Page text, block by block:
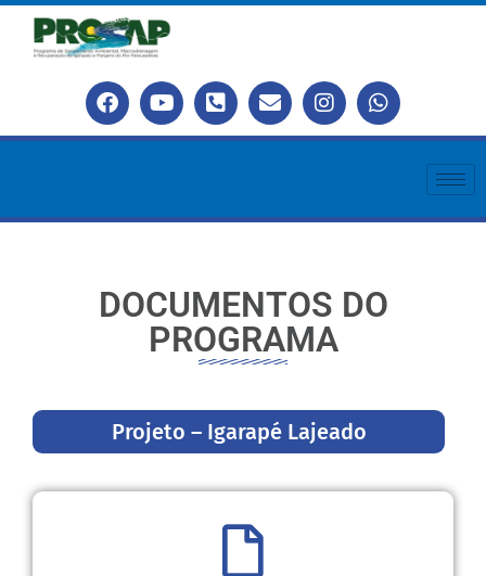
DOCUMENTOS DO
PROGRAMA
Projeto – Igarapé Lajeado